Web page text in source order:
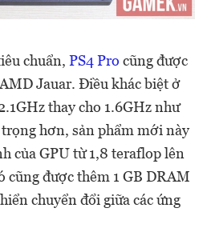
chuẩn, PS4 Pro cũng được
Jauar. Điều khác biệt ở
thay cho 1.6GHz như
hơn, sản phẩm mới này
của GPU từ 1,8 teraflop lên
cũng được thêm 1 GB DRAM
chuyển đổi giữa các ứng